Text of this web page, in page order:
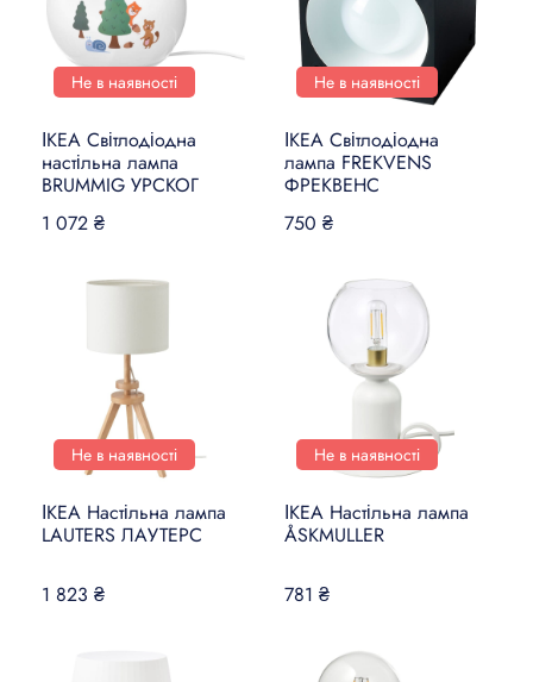
Не в наявності
ІКЕА Світлодіодна
настільна лампа
BRUMMIG УРСКОГ
1 072 ₴
Не в наявності
ІКЕА Світлодіодна
лампа FREKVENS
ФРЕКВЕНС
750 ₴
Не в наявності
ІКЕА Настільна лампа
LAUTERS ЛАУТЕРС
1 823 ₴
Не в наявності
ІКЕА Настільна лампа
ÅSKMULLER
781 ₴